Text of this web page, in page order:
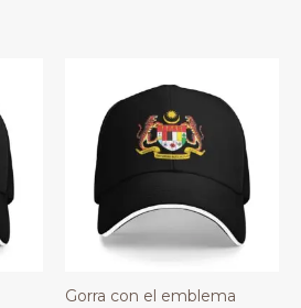
Gorra con el emblema